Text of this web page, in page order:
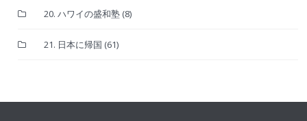
20. ハワイの盛和塾 (8)
21. 日本に帰国 (61)